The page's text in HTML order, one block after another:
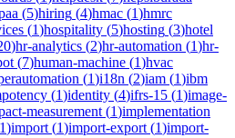
(5)hiring (4)hmac (1)hmrc
(1)hospitality (5)hosting (3)hotel
)hr-analytics (2)hr-automation (1)hr-
(7)human-machine (1)hvac
(1)i18n (2)iam (1)ibm
(1)identity (4)ifrs-15 (1)image-
measurement (1)implementation
1)import (1)import-export (1)import-